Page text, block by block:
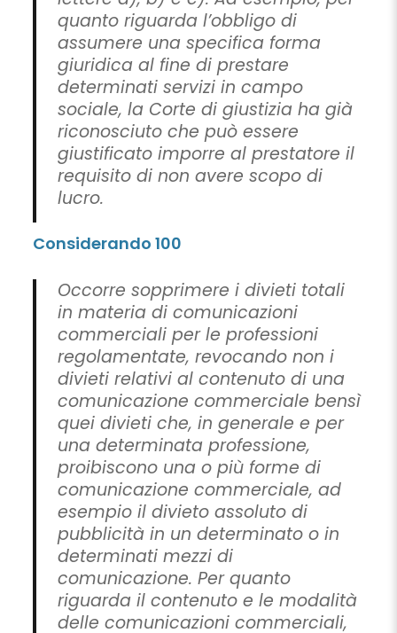
quanto riguarda l’obbligo di
assumere una specifica forma
giuridica al fine di prestare
determinati servizi in campo
sociale, la Corte di giustizia ha già
riconosciuto che può essere
giustificato imporre al prestatore il
requisito di non avere scopo di
lucro.
Considerando 100
Occorre sopprimere i divieti totali
in materia di comunicazioni
commerciali per le professioni
regolamentate, revocando non i
divieti relativi al contenuto di una
comunicazione commerciale bensì
quei divieti che, in generale e per
una determinata professione,
proibiscono una o più forme di
comunicazione commerciale, ad
esempio il divieto assoluto di
pubblicità in un determinato o in
determinati mezzi di
comunicazione. Per quanto
riguarda il contenuto e le modalità
delle comunicazioni commerciali,